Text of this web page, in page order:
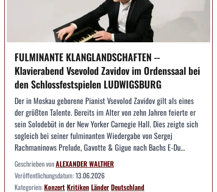
FULMINANTE KLANGLANDSCHAFTEN --
Klavierabend Vsevolod Zavidov im Ordenssaal bei
den Schlossfestspielen LUDWIGSBURG
Der in Moskau geborene Pianist Vsevolod Zavidov gilt als eines
der größten Talente. Bereits im Alter von zehn Jahren feierte er
sein Solodebüt in der New Yorker Carnegie Hall. Dies zeigte sich
sogleich bei seiner fulminanten Wiedergabe von Sergej
Rachmaninows Prelude, Gavotte & Gigue nach Bachs E-Du...
Geschrieben vonALEXANDER WALTHER
Veröffentlichungsdatum:13.06.2026
Kategorien:KonzertKritikenLänderDeutschland